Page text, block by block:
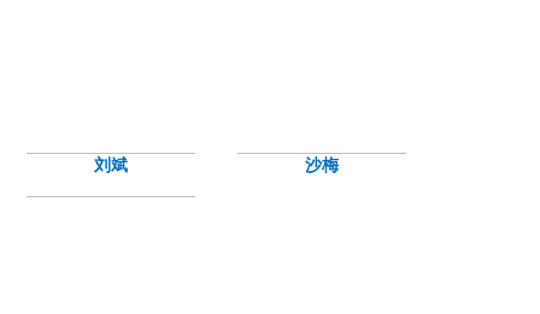
刘斌 沙梅